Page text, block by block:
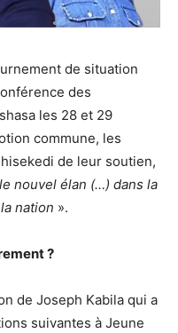
de situation
des
les 28 et 29
commune, les
de leur soutien,
nouvel élan (…) dans la
nation ».
?
de Joseph Kabila qui a
suivantes à Jeune